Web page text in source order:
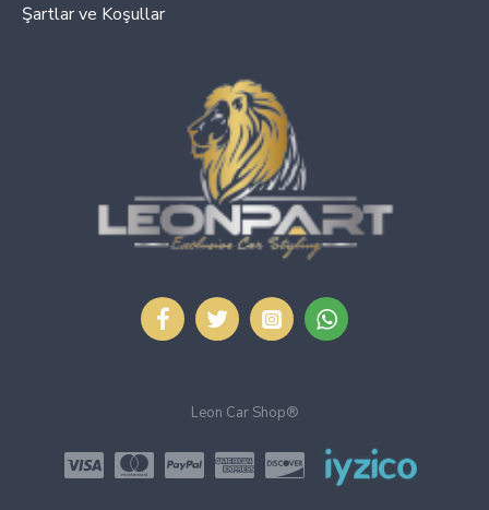
Şartlar ve Koşullar
Leon Car Shop®